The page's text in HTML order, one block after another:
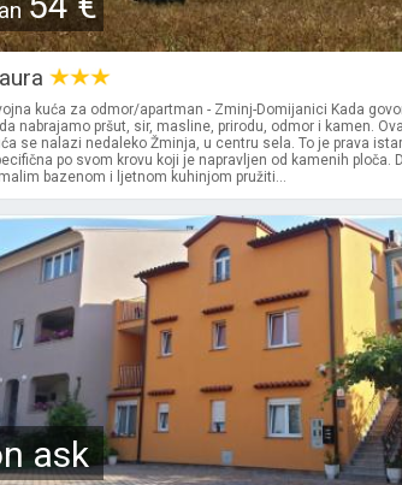
kuća za odmor/apartman - Zminj-Domijanici Kada
nabrajamo pršut, sir, masline, prirodu, odmor i kamen.
se nalazi nedaleko Žminja, u centru sela. To je prava
po svom krovu koji je napravljen od kamenih ploča.
bazenom i ljetnom kuhinjom pružiti...
ask